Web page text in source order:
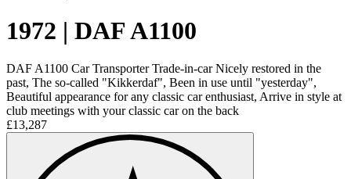
1972 | DAF A1100
DAF A1100 Car Transporter Trade-in-car Nicely restored in the
past, The so-called "Kikkerdaf", Been in use until "yesterday",
Beautiful appearance for any classic car enthusiast, Arrive in style at
club meetings with your classic car on the back
£13,287